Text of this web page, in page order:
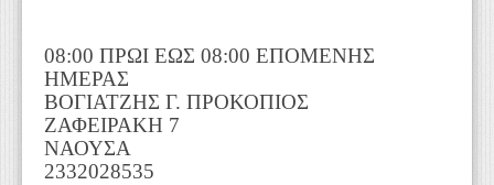
08:00 ΠΡΩΙ ΕΩΣ 08:00 ΕΠΟΜΕΝΗΣ
ΗΜΕΡΑΣ
ΒΟΓΙΑΤΖΗΣ Γ. ΠΡΟΚΟΠΙΟΣ
ΖΑΦΕΙΡΑΚΗ 7
ΝΑΟΥΣΑ
2332028535